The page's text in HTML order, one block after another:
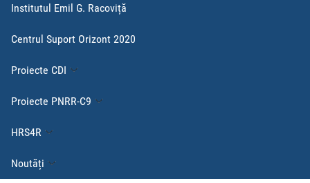
Institutul Emil G. Racoviță
Centrul Suport Orizont 2020
Proiecte CDI
Proiecte PNRR-C9
HRS4R
Noutăți